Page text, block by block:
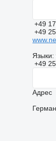
+49
+49
Языки:
+49
Адрес